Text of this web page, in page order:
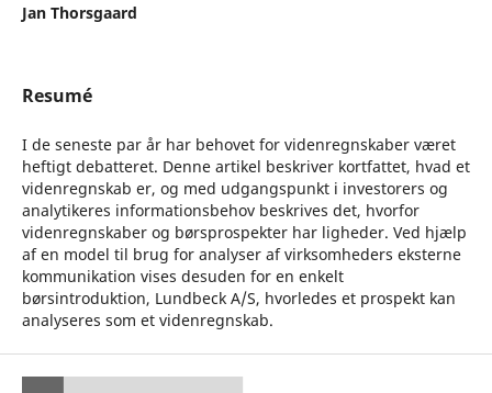
Jan Thorsgaard
Resumé
I de seneste par år har behovet for videnregnskaber været
heftigt debatteret. Denne artikel beskriver kortfattet, hvad et
videnregnskab er, og med udgangspunkt i investorers og
analytikeres informationsbehov beskrives det, hvorfor
videnregnskaber og børsprospekter har ligheder. Ved hjælp
af en model til brug for analyser af virksomheders eksterne
kommunikation vises desuden for en enkelt
børsintroduktion, Lundbeck A/S, hvorledes et prospekt kan
analyseres som et videnregnskab.